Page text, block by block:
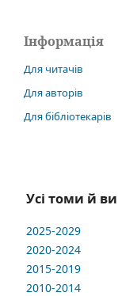
Інформація
Для читачів
Для авторів
Для бібліотекарів
Усі томи й
2025-2029
2020-2024
2015-2019
2010-2014